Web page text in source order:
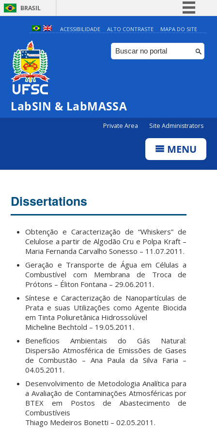
BRASIL
Simplifique!
Comunica BR
Participe
ACESSIBILIDADE ALTO CONTRASTE MAPA DO SITE
LabSIN & LabMASSA
Private Area Site Administrators
MENU
Dissertations
Obtenção e Caracterização de “Whiskers” de
Celulose a partir de Algodão Cru e Polpa Kraft –
Maria Fernanda Carvalho Sonesso – 11.07.2011.
Geração e Transporte de Água em Células a
Combustível com Membrana de Troca de
Prótons – Éliton Fontana – 29.06.2011.
Síntese e Caracterização de Nanopartículas de
Prata e suas Utilizações como Agente Biocida
em Tinta Poliuretânica Hidrossolúvel
Micheline Bechtold – 19.05.2011.
Benefícios Ambientais do Gás Natural:
Dispersão Atmosférica de Emissões de Gases
de Combustão – Ana Paula da Silva Faria –
04.05.2011.
Desenvolvimento de Metodologia Analítica para
a Avaliação de Contaminações Atmosféricas por
BTEX em Postos de Abastecimento de
Combustíveis
Thiago Medeiros Bonetti – 02.05.2011.